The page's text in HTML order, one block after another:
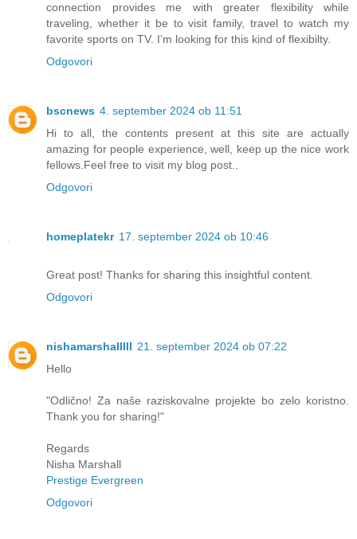
connection provides me with greater flexibility while
traveling, whether it be to visit family, travel to watch my
favorite sports on TV. I’m looking for this kind of flexibilty.
Odgovori
bscnews 4. september 2024 ob 11:51
Hi to all, the contents present at this site are actually
amazing for people experience, well, keep up the nice work
fellows.Feel free to visit my blog post..
Odgovori
homeplatekr 17. september 2024 ob 10:46
Great post! Thanks for sharing this insightful content.
Odgovori
nishamarshalllll 21. september 2024 ob 07:22
Hello
"Odlično! Za naše raziskovalne projekte bo zelo koristno.
Thank you for sharing!"
Regards
Nisha Marshall
Prestige Evergreen
Odgovori